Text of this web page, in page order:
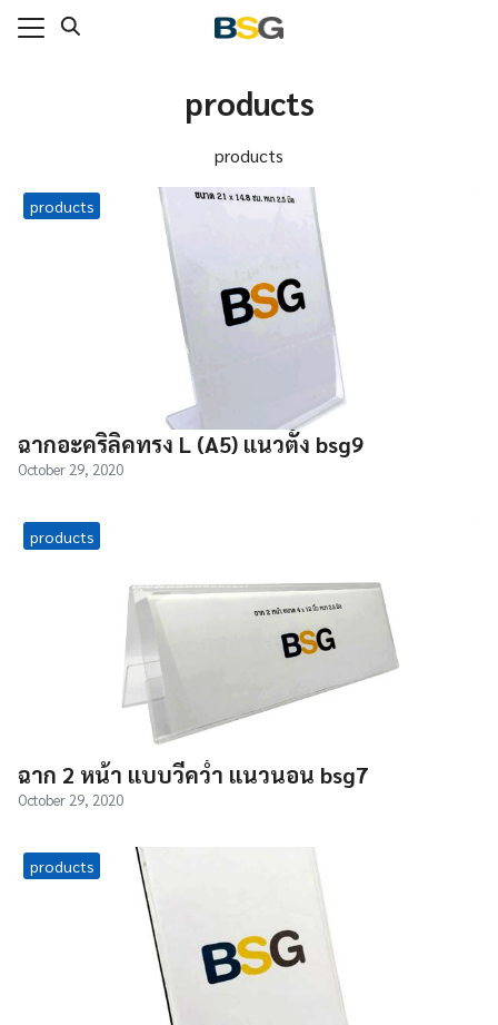
Skip
เรา
products
products
products
ฉากอะคริลิคทรง L (A5) แนวตั้ง bsg9
October 29, 2020
products
ฉาก 2 หน้า แบบวีคว่ำ แนวนอน bsg7
October 29, 2020
products